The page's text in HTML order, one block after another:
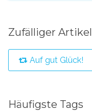
Zufälliger Artikel
Auf gut Glück!
Häufigste Tags